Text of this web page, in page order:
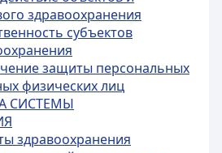
здравоохранения
субъектов
защиты персональных
физических лиц
СИСТЕМЫ
здравоохранения